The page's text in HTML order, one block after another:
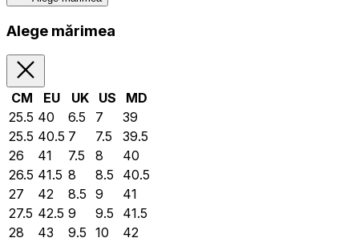
Alege mărimea
CM EU UK US
MD
25.5 40 6.5 7
39
25.5 40.5 7 7.5
39.5
26
41 7.5 8
40
26.5 41.5 8 8.5
40.5
27
42 8.5 9
41
27.5 42.5 9 9.5
41.5
28
43 9.5 10
42